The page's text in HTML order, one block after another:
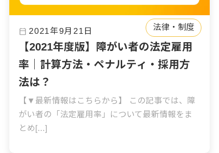
calendar_today 2021年9月21日
【2021年度版】障がい者の法定雇用
率｜計算方法・ペナルティ・採用方
法は？
【▼最新情報はこちらから】 この記事では、障
がい者の「法定雇用率」について最新情報をま
とめ[...]
法律・制度